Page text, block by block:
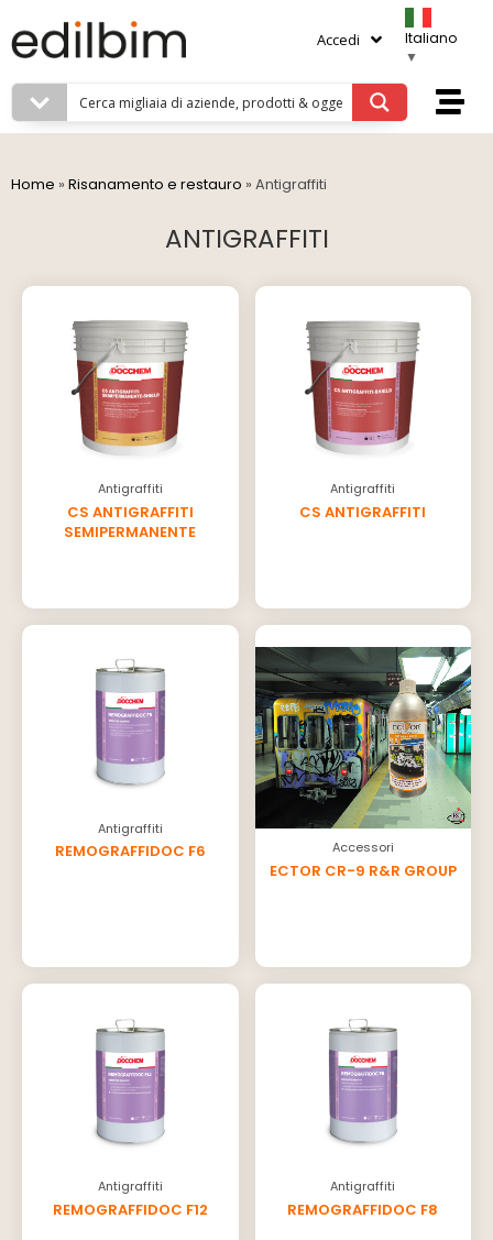
Accedi
Italiano
▼
Home » Risanamento e restauro » Antigraffiti
ANTIGRAFFITI
Antigraffiti
CS ANTIGRAFFITI
SEMIPERMANENTE
Antigraffiti
CS ANTIGRAFFITI
Antigraffiti
REMOGRAFFIDOC F6 Accessori
ECTOR CR-9 R&R GROUP
Antigraffiti
REMOGRAFFIDOC F12
Antigraffiti
REMOGRAFFIDOC F8